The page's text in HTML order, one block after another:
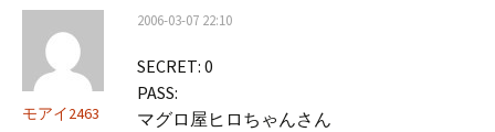
モアイ2463
2006-03-07 22:10
SECRET: 0
PASS:
マグロ屋ヒロちゃんさん